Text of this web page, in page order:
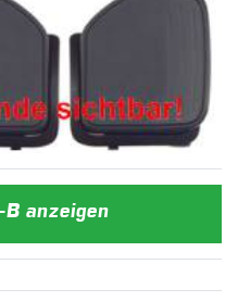
anzeigen